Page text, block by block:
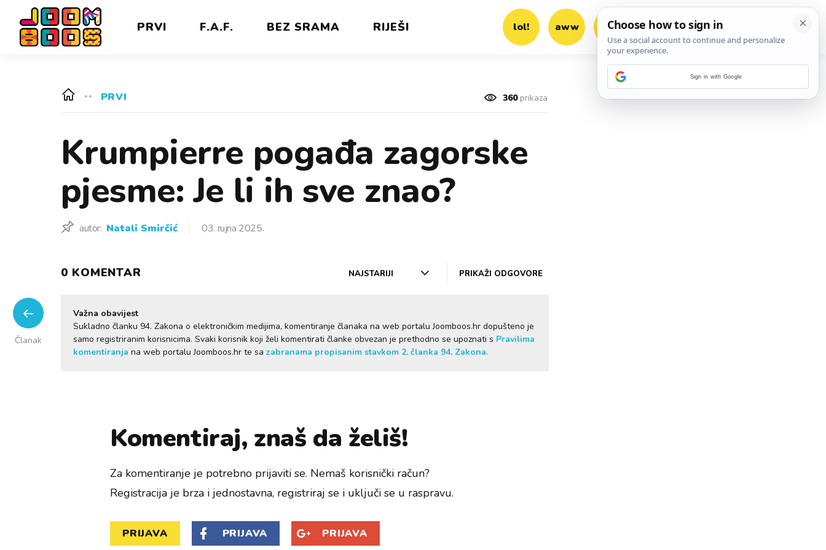
PRVI F.A.F. BEZ SRAMA RIJEŠI lol! aww vrh! woot?!
PRVI 360prikaza
Krumpierre pogađa zagorske
pjesme: Je li ih sve znao?
autor: Natali Smirčić 03. rujna 2025.
0 KOMENTAR PRIKAŽI ODGOVORE
NAJSTARIJI
Članak
Važna obavijest
Sukladno članku 94. Zakona o elektroničkim medijima, komentiranje članaka na web portalu Joomboos.hr dopušteno je
samo registriranim korisnicima. Svaki korisnik koji želi komentirati članke obvezan je prethodno se upoznati s Pravilima
komentiranja na web portalu Joomboos.hr te sa zabranama propisanim stavkom 2. članka 94. Zakona.
Komentiraj, znaš da želiš!
Za komentiranje je potrebno prijaviti se. Nemaš korisnički račun?
Registracija je brza i jednostavna, registriraj se i uključi se u raspravu.
PRIJAVA PRIJAVA PRIJAVA
Sign in with Google